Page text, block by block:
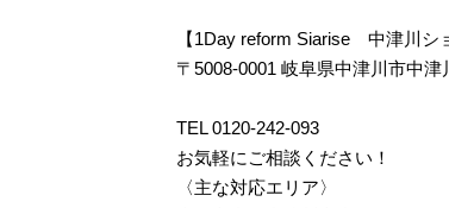
【1Day reform Siarise 中津川シ
〒5008-0001 岐阜県中津川市中津
TEL 0120-242-093
お気軽にご相談ください！
〈主な対応エリア〉